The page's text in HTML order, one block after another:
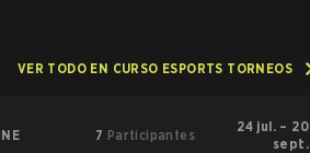
VER TODO EN CURSO ESPORTS TORNEOS
7 Participantes
24 jul. – 20
sept.